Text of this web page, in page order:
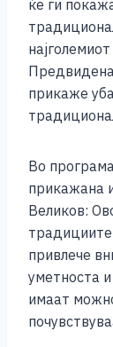
b
o
o
k
n
g
ќе ги
прикаже
Во
прикажана
Великов:
традициите
привлече
уметноста
имаат